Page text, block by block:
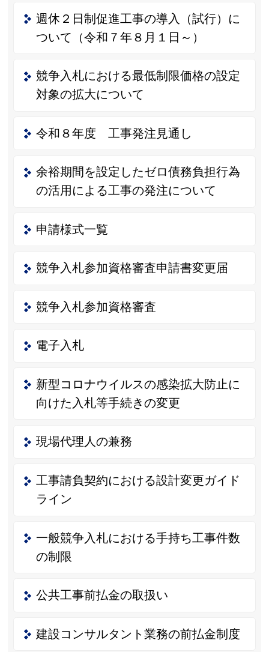
週休２日制促進工事の導入（試行）に
ついて（令和７年８月１日～）
競争入札における最低制限価格の設定
対象の拡大について
令和８年度 工事発注見通し
余裕期間を設定したゼロ債務負担行為
の活用による工事の発注について
申請様式一覧
競争入札参加資格審査申請書変更届
競争入札参加資格審査
電子入札
新型コロナウイルスの感染拡大防止に
向けた入札等手続きの変更
現場代理人の兼務
工事請負契約における設計変更ガイド
ライン
一般競争入札における手持ち工事件数
の制限
公共工事前払金の取扱い
建設コンサルタント業務の前払金制度